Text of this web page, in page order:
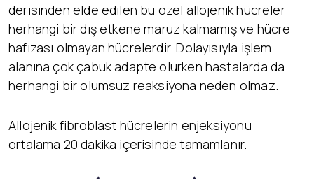
derisinden elde edilen bu özel allojenik hücreler
herhangi bir dış etkene maruz kalmamış ve hücre
hafızası olmayan hücrelerdir. Dolayısıyla işlem
alanına çok çabuk adapte olurken hastalarda da
herhangi bir olumsuz reaksiyona neden olmaz.
Allojenik fibroblast hücrelerin enjeksiyonu
ortalama 20 dakika içerisinde tamamlanır.